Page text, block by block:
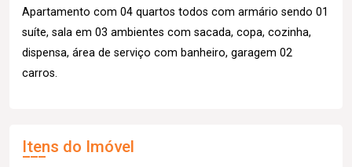
Apartamento com 04 quartos todos com armário sendo 01
suíte, sala em 03 ambientes com sacada, copa, cozinha,
dispensa, área de serviço com banheiro, garagem 02
carros.
Itens do Imóvel